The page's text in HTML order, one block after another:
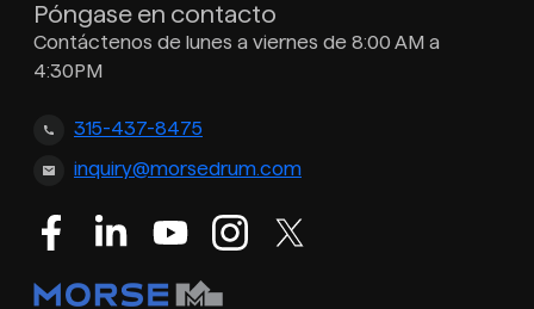
Póngase en contacto
Contáctenos de lunes a viernes de 8:00 AM a
4:30PM
315-437-8475
inquiry@morsedrum.com